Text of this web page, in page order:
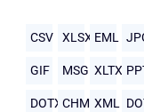
CSV XLSX EML
GIF MSG XLTX
DOTXCHM XML